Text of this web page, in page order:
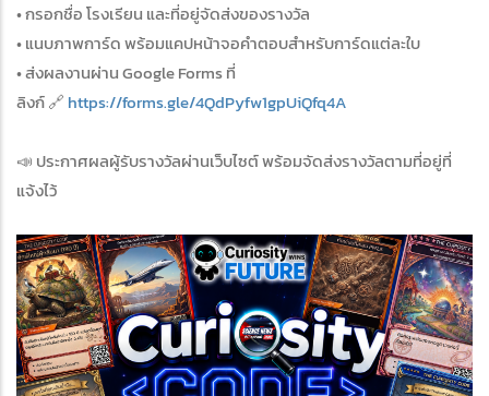
• กรอกชื่อ โรงเรียน และที่อยู่จัดส่งของรางวัล
• แนบภาพการ์ด พร้อมแคปหน้าจอคำตอบสำหรับการ์ดแต่ละใบ
• ส่งผลงานผ่าน Google Forms ที่
ลิงก์ 🔗 https://forms.gle/4QdPyfw1gpUiQfq4A
📣 ประกาศผลผู้รับรางวัลผ่านเว็บไซต์ พร้อมจัดส่งรางวัลตามที่อยู่ที่
แจ้งไว้